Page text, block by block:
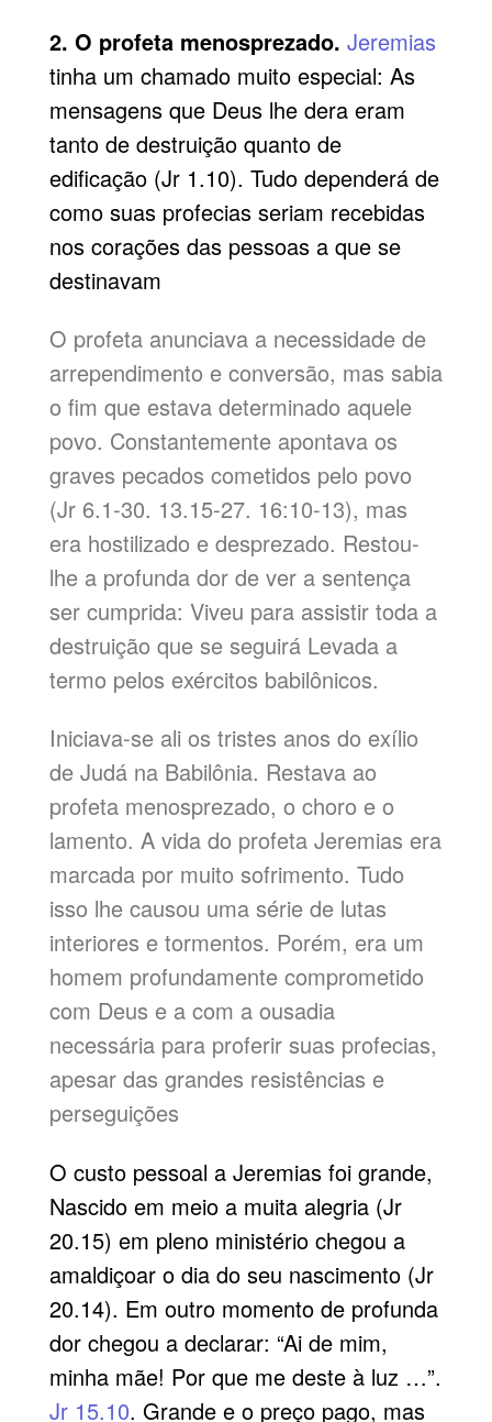
2. O profeta menosprezado. Jeremias
tinha um chamado muito especial: As
mensagens que Deus lhe dera eram
tanto de destruição quanto de
edificação (Jr 1.10). Tudo dependerá de
como suas profecias seriam recebidas
nos corações das pessoas a que se
destinavam
O profeta anunciava a necessidade de
arrependimento e conversão, mas sabia
o fim que estava determinado aquele
povo. Constantemente apontava os
graves pecados cometidos pelo povo
(Jr 6.1-30. 13.15-27. 16:10-13), mas
era hostilizado e desprezado. Restou-
lhe a profunda dor de ver a sentença
ser cumprida: Viveu para assistir toda a
destruição que se seguirá Levada a
termo pelos exércitos babilônicos.
Iniciava-se ali os tristes anos do exílio
de Judá na Babilônia. Restava ao
profeta menosprezado, o choro e o
lamento. A vida do profeta Jeremias era
marcada por muito sofrimento. Tudo
isso lhe causou uma série de lutas
interiores e tormentos. Porém, era um
homem profundamente comprometido
com Deus e a com a ousadia
necessária para proferir suas profecias,
apesar das grandes resistências e
perseguições
O custo pessoal a Jeremias foi grande,
Nascido em meio a muita alegria (Jr
20.15) em pleno ministério chegou a
amaldiçoar o dia do seu nascimento (Jr
20.14). Em outro momento de profunda
dor chegou a declarar: “Ai de mim,
minha mãe! Por que me deste à luz …”.
Jr 15.10. Grande e o preço pago, mas